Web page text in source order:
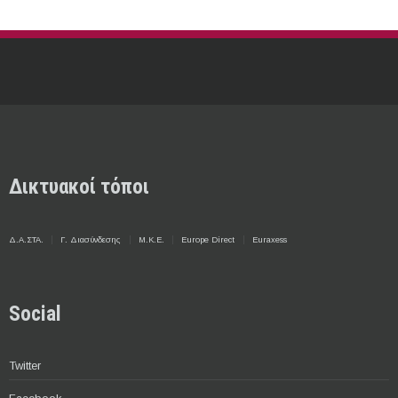
Δικτυακοί τόποι
Δ.Α.ΣΤΑ. Γ. Διασύνδεσης Μ.Κ.Ε. Europe Direct Euraxess
Social
Twitter